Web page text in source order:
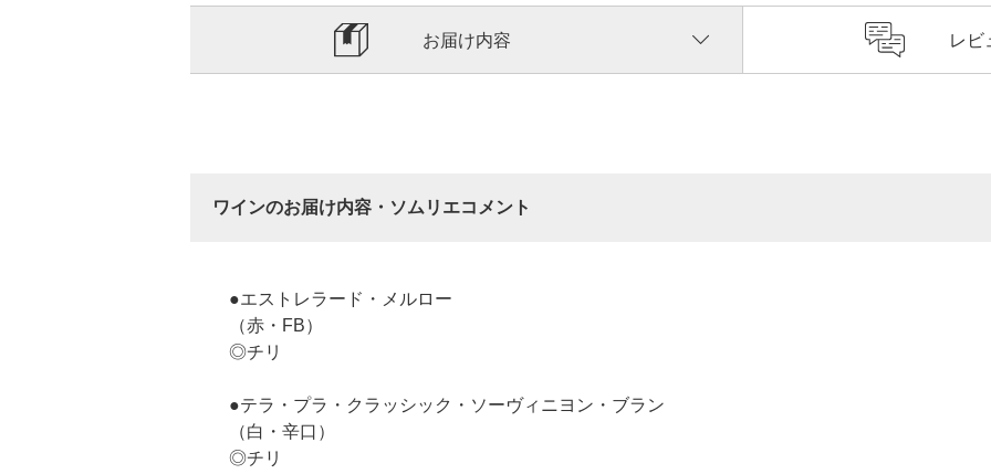
お届け内容 レビ
ワインのお届け内容・ソムリエコメント
●エストレラード・メルロー
（赤・FB）
◎チリ
●テラ・プラ・クラッシック・ソーヴィニヨン・ブラン
（白・辛口）
◎チリ